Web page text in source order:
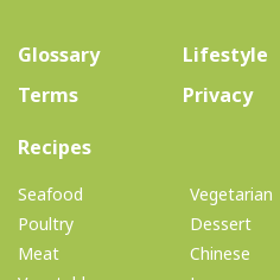
Glossary Lifestyle
Terms
Privacy
Recipes(current)
Seafood
Poultry
Meat
Vegetarian
Dessert
Chinese